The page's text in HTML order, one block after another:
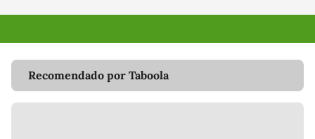
Recomendado por Taboola